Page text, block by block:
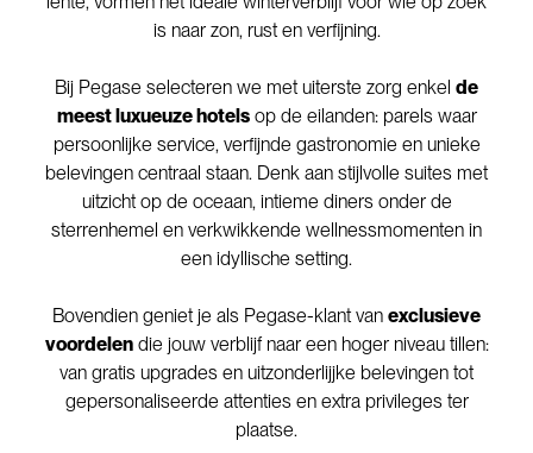
is naar zon, rust en verfijning.
Bij Pegase selecteren we met uiterste zorg enkel de
meest luxueuze hotelsop de eilanden: parels waar
persoonlijke service, verfijnde gastronomie en unieke
belevingen centraal staan. Denk aan stijlvolle suites met
uitzicht op de oceaan, intieme diners onder de
sterrenhemel en verkwikkende wellnessmomenten in
een idyllische setting.
Bovendien geniet je als Pegase-klant van exclusieve
voordelendie jouw verblijf naar een hoger niveau tillen:
van gratis upgrades en uitzonderlijjke belevingen tot
gepersonaliseerde attenties en extra privileges ter
plaatse.